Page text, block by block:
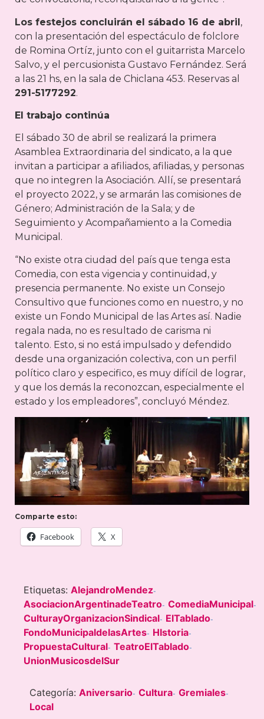
Los festejos concluirán el sábado 16 de abril,
con la presentación del espectáculo de folclore
de Romina Ortíz, junto con el guitarrista Marcelo
Salvo, y el percusionista Gustavo Fernández. Será
a las 21 hs, en la sala de Chiclana 453. Reservas al
291-5177292.
El trabajo continúa
El sábado 30 de abril se realizará la primera
Asamblea Extraordinaria del sindicato, a la que
invitan a participar a afiliados, afiliadas, y personas
que no integren la Asociación. Allí, se presentará
el proyecto 2022, y se armarán las comisiones de
Género; Administración de la Sala; y de
Seguimiento y Acompañamiento a la Comedia
Municipal.
“No existe otra ciudad del país que tenga esta
Comedia, con esta vigencia y continuidad, y
presencia permanente. No existe un Consejo
Consultivo que funciones como en nuestro, y no
existe un Fondo Municipal de las Artes así. Nadie
regala nada, no es resultado de carisma ni
talento. Esto, si no está impulsado y defendido
desde una organización colectiva, con un perfil
político claro y especifico, es muy difícil de lograr,
y que los demás la reconozcan, especialmente el
estado y los empleadores”, concluyó Méndez.
Comparte esto:
Facebook X
Etiquetas: AlejandroMendez-
AsociacionArgentinadeTeatro- ComediaMunicipal-
CulturayOrganizacionSindical- ElTablado-
FondoMunicipaldelasArtes- HIstoria-
PropuestaCultural- TeatroElTablado-
UnionMusicosdelSur
Categoría: Aniversario- Cultura- Gremiales-
Local